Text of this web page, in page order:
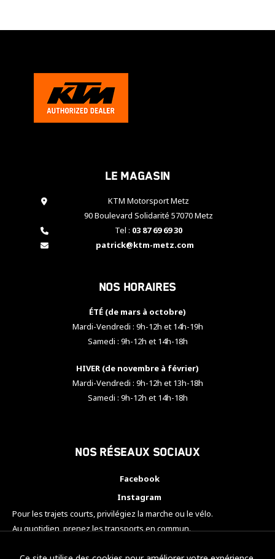
Le magasin
KTM Motorsport Metz
90 Boulevard Solidarité 57070 Metz
Tel : 03 87 69 69 30
patrick@ktm-metz.com
Nos horaires
ÉTÉ (de mars à octobre)
Mardi-Vendredi : 9h-12h et 14h-19h
Samedi : 9h-12h et 14h-18h
HIVER (de novembre à février)
Mardi-Vendredi : 9h-12h et 13h-18h
Samedi : 9h-12h et 14h-18h
Nos réseaux sociaux
Facebook
Instagram
Pour les trajets courts, privilégiez la marche ou le vélo.
Au quotidien, prenez les transports en commun.